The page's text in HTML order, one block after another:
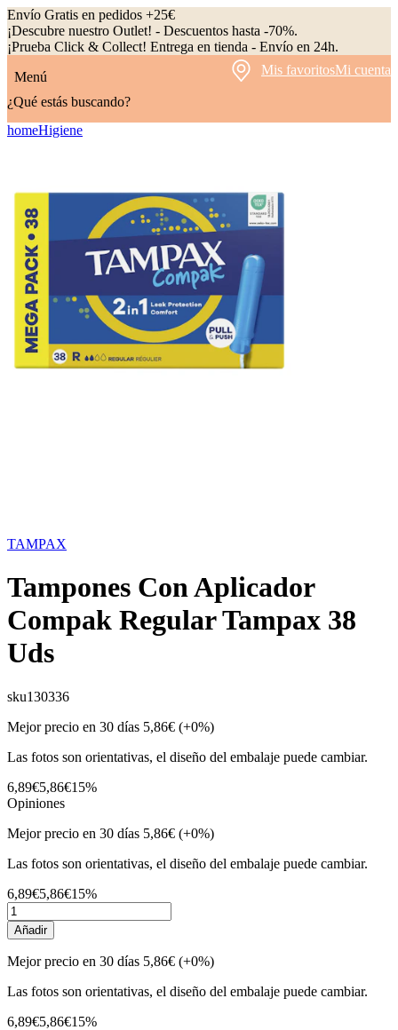
Envío Gratis en pedidos +25€
¡Descubre nuestro Outlet! - Descuentos hasta -70%.
¡Prueba Click & Collect! Entrega en tienda - Envío en 24h.
Menú
Mis favoritosMi cuenta
¿Qué estás buscando?
homeHigiene
TAMPAX
Tampones Con Aplicador
Compak Regular Tampax 38
Uds
sku130336
Mejor precio en 30 días 5,86€ (+0%)
Las fotos son orientativas, el diseño del embalaje puede cambiar.
6,89€5,86€15%
Opiniones
Mejor precio en 30 días 5,86€ (+0%)
Las fotos son orientativas, el diseño del embalaje puede cambiar.
6,89€5,86€15%
Añadir
Mejor precio en 30 días 5,86€ (+0%)
Las fotos son orientativas, el diseño del embalaje puede cambiar.
6,89€5,86€15%